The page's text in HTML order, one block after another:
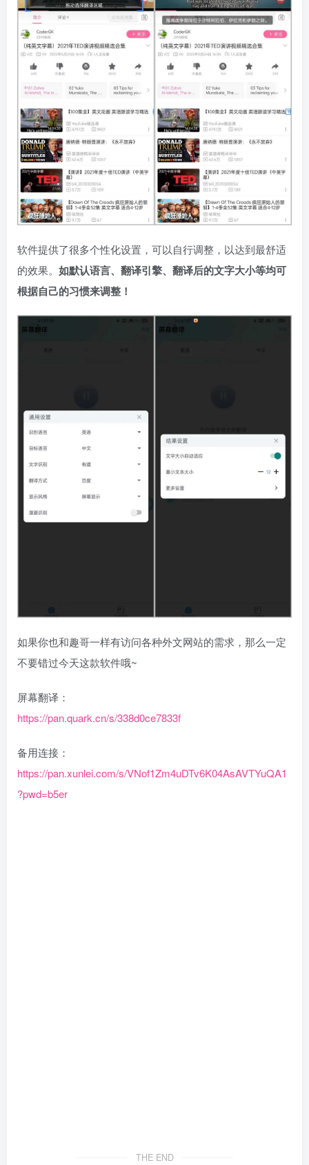
软件提供了很多个性化设置，可以自行调整，以达到最舒适
的效果。 如默认语言、翻译引擎、翻译后的文字大小等均可
根据自己的习惯来调整！
如果你也和趣哥一样有访问各种外文网站的需求，那么一定
不要错过今天这款软件哦~
屏幕翻译：
https://pan.quark.cn/s/338d0ce7833f
备用连接：
https://pan.xunlei.com/s/VNof1Zm4uDTv6K04AsAVTYuQA1
?pwd=b5er
THE END